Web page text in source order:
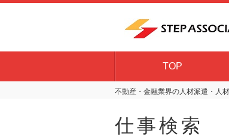
TOP
不動産・金融業界の人材派遣・人
仕事検索